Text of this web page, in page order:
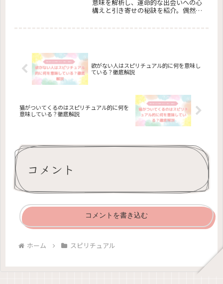
意味を解析し、運命的な出会いへの心
構えと引き寄せの秘訣を紹介。偶然の
欲がない人はスピリチュアル的に何を意味し
ている？徹底解説
猫がついてくるのはスピリチュアル的に何を
意味している？徹底解説
コメント
コメントを書き込む
ホーム スピリチュアル